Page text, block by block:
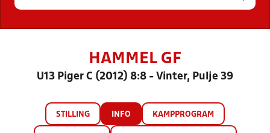
HAMMEL GF
U13 Piger C (2012) 8:8 - Vinter, Pulje 39
STILLING INFO KAMPPROGRAM